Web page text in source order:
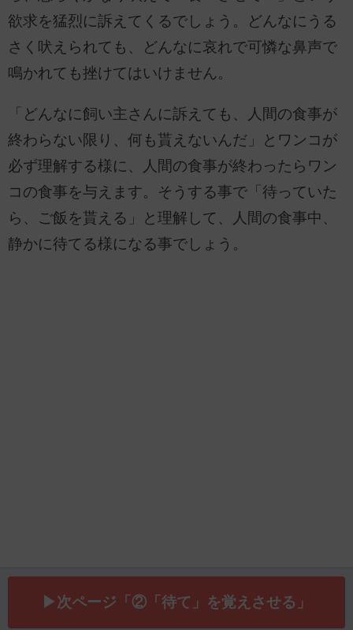
欲求を猛烈に訴えてくるでしょう。どんなにうる
さく吠えられても、どんなに哀れで可憐な鼻声で
鳴かれても挫けてはいけません。
「どんなに飼い主さんに訴えても、人間の食事が
終わらない限り、何も貰えないんだ」とワンコが
必ず理解する様に、人間の食事が終わったらワン
コの食事を与えます。そうする事で「待っていた
ら、ご飯を貰える」と理解して、人間の食事中、
静かに待てる様になる事でしょう。
▶次ページ「②「待て」を覚えさせる」